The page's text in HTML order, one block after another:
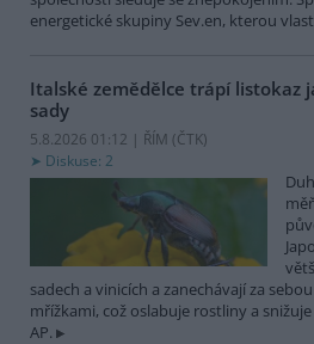
energetické skupiny Sev.en, kterou
Italské zemědělce trápí listokaz
sady
5.8.2026 01:12 | ŘÍM (ČTK)
Diskuse: 2
sadech a vinicích a zanechávají za
mřížkami, což oslabuje rostliny a
AP.